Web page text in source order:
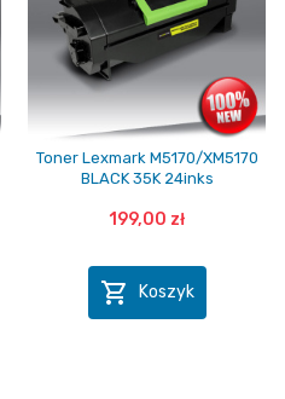
Toner Lexmark M5170/XM5170
BLACK 35K 24inks
199,00 zł
 Koszyk